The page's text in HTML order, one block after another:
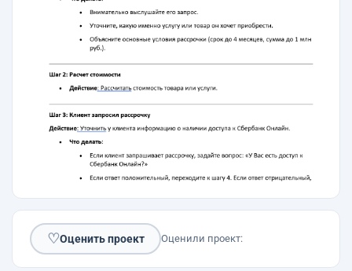
♡Оценить проект Оценили проект: